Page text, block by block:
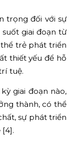
trọng đối với sự
giai đoạn từ
thể trẻ phát triển
thiết yếu để hỗ
tuệ.
giai đoạn nào,
thành, có thể
sự phát triển